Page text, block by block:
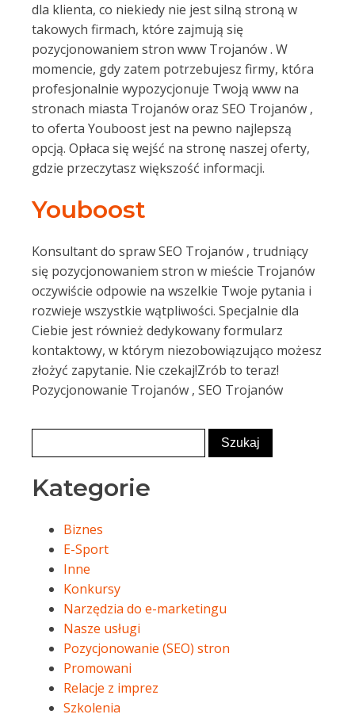
dla klienta, co niekiedy nie jest silną stroną w
takowych firmach, które zajmują się
pozycjonowaniem stron www Trojanów . W
momencie, gdy zatem potrzebujesz firmy, która
profesjonalnie wypozycjonuje Twoją www na
stronach miasta Trojanów oraz SEO Trojanów ,
to oferta Youboost jest na pewno najlepszą
opcją. Opłaca się wejść na stronę naszej oferty,
gdzie przeczytasz większość informacji.
Youboost
Konsultant do spraw SEO Trojanów , trudniący
się pozycjonowaniem stron w mieście Trojanów
oczywiście odpowie na wszelkie Twoje pytania i
rozwieje wszystkie wątpliwości. Specjalnie dla
Ciebie jest również dedykowany formularz
kontaktowy, w którym niezobowiązująco możesz
złożyć zapytanie. Nie czekaj!Zrób to teraz!
Pozycjonowanie Trojanów , SEO Trojanów
Kategorie
Biznes
E-Sport
Inne
Konkursy
Narzędzia do e-marketingu
Nasze usługi
Pozycjonowanie (SEO) stron
Promowani
Relacje z imprez
Szkolenia